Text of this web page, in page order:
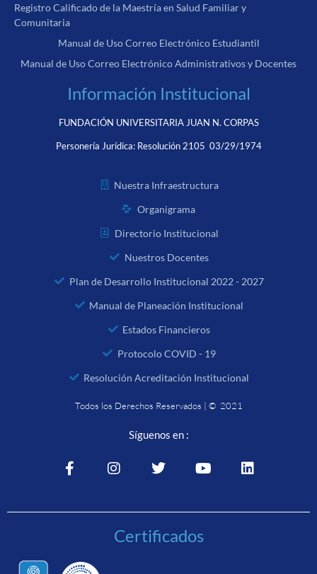
Registro Calificado de la Maestría en Salud Familiar y
Comunitaria
Manual de Uso Correo Electrónico Estudiantil
Manual de Uso Correo Electrónico Administrativos y Docentes
Información Institucional
FUNDACIÓN UNIVERSITARIA JUAN N. CORPAS
Personería Jurídica: Resolución 2105 03/29/1974
Nuestra Infraestructura
Organigrama
Directorio Institucional
Nuestros Docentes
Plan de Desarrollo Institucional 2022 - 2027
Manual de Planeación Institucional
Estados Financieros
Protocolo COVID - 19
Resolución Acreditación Institucional
Todos los Derechos Reservados | © 2021
Síguenos en :
Certificados